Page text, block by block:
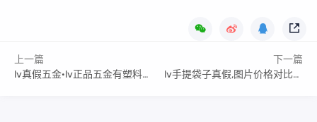
上一篇
lv真假五金·lv正品五金有塑料膜吗
下一篇
lv手提袋子真假,图片价格对比参考